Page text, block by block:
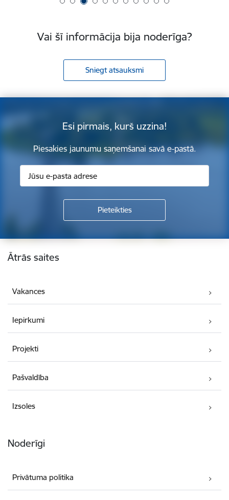
Vai šī informācija bija noderīga?
Sniegt atsauksmi
Esi pirmais, kurš uzzina!
Piesakies jaunumu saņemšanai savā e-pastā.
Kājene
Ātrās saites
Vakances
Iepirkumi
Projekti
Pašvaldība
Izsoles
Noderīgi
Privātuma politika